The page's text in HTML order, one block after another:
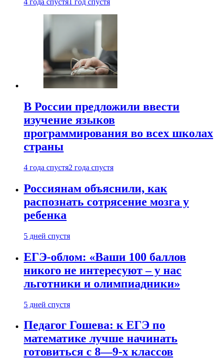
4 года спустя 1 год спустя
В России предложили ввести
изучение языков
программирования во всех школах
страны
4 года спустя2 года спустя
Россиянам объяснили, как
распознать сотрясение мозга у
ребенка
5 дней спустя
ЕГЭ-облом: «Ваши 100 баллов
никого не интересуют – у нас
льготники и олимпиадники»
5 дней спустя
Педагог Гошева: к ЕГЭ по
математике лучше начинать
готовиться с 8—9-х классов